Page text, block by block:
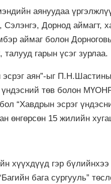
аянуудаа
Сэлэнгэ, Дорнод аймагт,
аймаг болон
гарын үсэг зурлаа.
аян”-ыг
төв болон
“Хавдрын эсрэг
өнгөрсөн 15 жилийн
хүүхдүүд гэр
бага сургууль”